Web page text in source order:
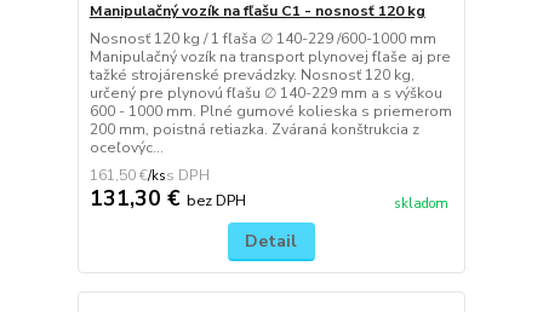
Manipulačný vozík na fľašu C1 - nosnosť 120 kg
Nosnosť 120 kg / 1 fľaša ∅ 140-229 /600-1000 mm
Manipulačný vozík na transport plynovej fľaše aj pre
tažké strojárenské prevádzky. Nosnosť 120 kg,
určený pre plynovú fľašu ∅ 140-229 mm a s výškou
600 - 1000 mm. Plné gumové kolieska s priemerom
200 mm, poistná retiazka. Zváraná konštrukcia z
oceľovýc...
161,50 €/ks
131,30 € bez DPH skladom
Detail